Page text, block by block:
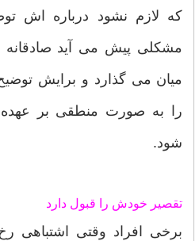
که لازم نشود درباره اش
مشکلی پیش می آید
میان می گذارد و برایش
را به صورت منطقی بر
شود.
تقصیر خودش را قبول دارد
برخی افراد وقتی اشتباهی